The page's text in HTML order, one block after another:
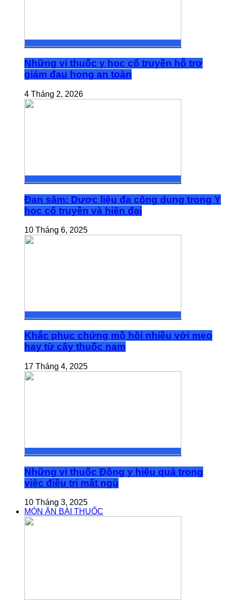
Những vị thuốc y học cổ truyền hỗ trợ
giảm đau họng an toàn
4 Tháng 2, 2026
Đan sâm: Dược liệu đa công dụng trong Y
học cổ truyền và hiện đại
10 Tháng 6, 2025
Khắc phục chứng mồ hôi nhiều với mẹo
hay từ cây thuốc nam
17 Tháng 4, 2025
Những vị thuốc Đông y hiệu quả trong
việc điều trị mất ngủ
10 Tháng 3, 2025
MÓN ĂN BÀI THUỐC